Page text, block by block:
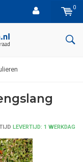
0
LEVERTIJD: 1 WERKDAG